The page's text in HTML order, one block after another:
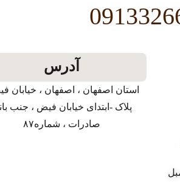
آدرس
استان اصفهان ، اصفهان ، خیابان
پلاک -ابتدای خیابان فیض ، جنب
صادرات ، شماره۸۷